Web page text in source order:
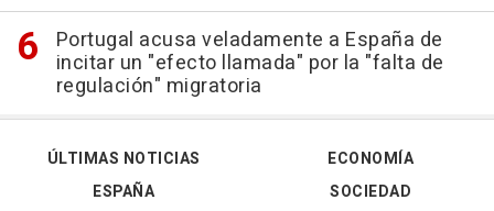
Portugal acusa veladamente a España de
incitar un "efecto llamada" por la "falta de
regulación" migratoria
ÚLTIMAS NOTICIAS
ESPAÑA
ECONOMÍA
SOCIEDAD